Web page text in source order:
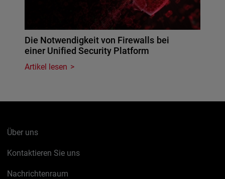
Die Notwendigkeit von Firewalls bei
einer Unified Security Platform
Artikel lesen
Über uns
Kontaktieren Sie uns
Nachrichtenraum